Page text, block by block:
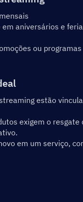
aniversários e
ou
estão
exigem o
em um serviço,